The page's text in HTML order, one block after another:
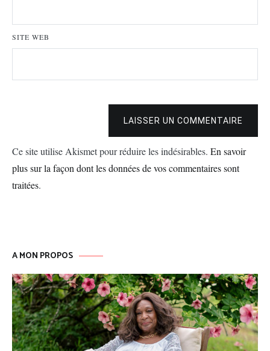
SITE WEB
LAISSER UN COMMENTAIRE
Ce site utilise Akismet pour réduire les indésirables. En savoir
plus sur la façon dont les données de vos commentaires sont
traitées.
A MON PROPOS